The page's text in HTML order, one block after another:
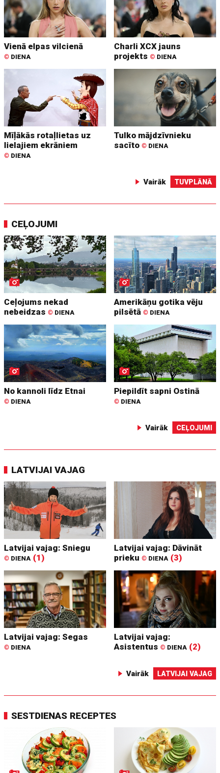
Vienā elpas vilcienā
© DIENA
Charli XCX jauns
projekts © DIENA
Mīļākās rotaļlietas uz
lielajiem ekrāniem
© DIENA
Tulko mājdzīvnieku
sacīto © DIENA
Vairāk TUVPLĀNĀ
CEĻOJUMI
Ceļojums nekad
nebeidzas © DIENA
Amerikāņu gotika vēju
pilsētā © DIENA
No kannoli līdz Etnai
© DIENA
Piepildīt sapni Ostinā
© DIENA
Vairāk CEĻOJUMI
LATVIJAI VAJAG
Latvijai vajag: Sniegu
© DIENA (1)
Latvijai vajag: Dāvināt
prieku © DIENA (3)
Latvijai vajag: Segas
© DIENA
Latvijai vajag:
Asistentus © DIENA (2)
Vairāk LATVIJAI VAJAG
SESTDIENAS RECEPTES